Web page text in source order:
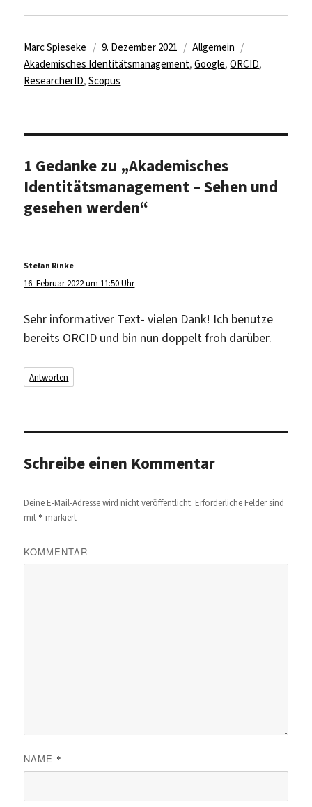
Autor
Marc Spieseke
Veröffentlicht
am
9. Dezember 2021 Kategorien
Allgemein
Akademisches Identitätsmanagement,Google,ORCID,
ResearcherID,Scopus
1 Gedanke zu „Akademisches
Identitätsmanagement – Sehen und
gesehen werden“
Stefan Rinke
16. Februar 2022 um 11:50 Uhr
Sehr informativer Text- vielen Dank! Ich benutze
bereits ORCID und bin nun doppelt froh darüber.
Antworten
Schreibe einen Kommentar
Deine E-Mail-Adresse wird nicht veröffentlicht. Erforderliche Felder sind
mit * markiert
KOMMENTAR
NAME *